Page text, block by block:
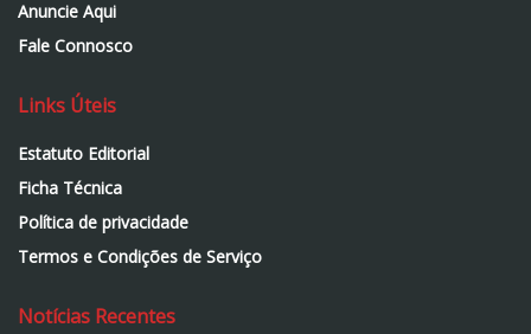
Anuncie Aqui
Fale Connosco
Links Úteis
Estatuto Editorial
Ficha Técnica
Política de privacidade
Termos e Condições de Serviço
Notícias Recentes